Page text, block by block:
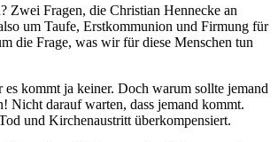
Zwei Fragen, die Christian Hennecke an
um Taufe, Erstkommunion und Firmung für
die Frage, was wir für diese Menschen tun
kommt ja keiner. Doch warum sollte jemand
Nicht darauf warten, dass jemand kommt.
und Kirchenaustritt überkompensiert.